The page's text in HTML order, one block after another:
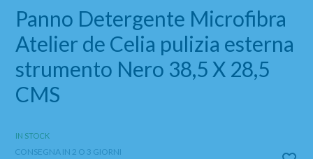
Panno Detergente Microfibra
Atelier de Celia pulizia esterna
strumento Nero 38,5 X 28,5
CMS
IN STOCK
CONSEGNA IN 2 O 3 GIORNI